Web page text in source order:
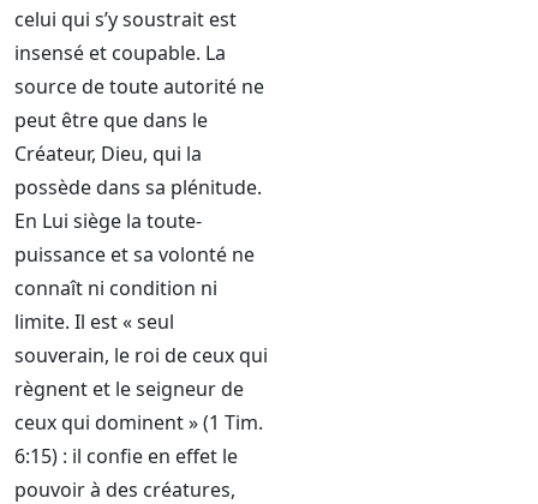
celui qui s’y soustrait est
insensé et coupable. La
source de toute autorité ne
peut être que dans le
Créateur, Dieu, qui la
possède dans sa plénitude.
En Lui siège la toute-
puissance et sa volonté ne
connaît ni condition ni
limite. Il est « seul
souverain, le roi de ceux qui
règnent et le seigneur de
ceux qui dominent » (1 Tim.
6:15) : il confie en effet le
pouvoir à des créatures,